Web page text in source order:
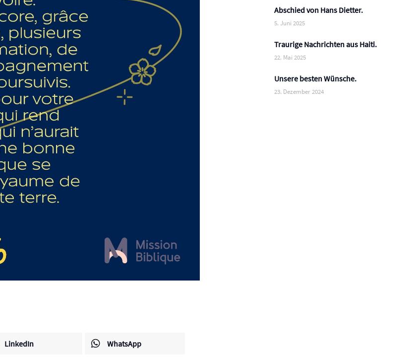
LinkedIn WhatsApp
Abschied von Hans Dietter.
5. Juni 2025
Traurige Nachrichten aus Haiti.
22. Mai 2025
Unsere besten Wünsche.
23. Dezember 2024